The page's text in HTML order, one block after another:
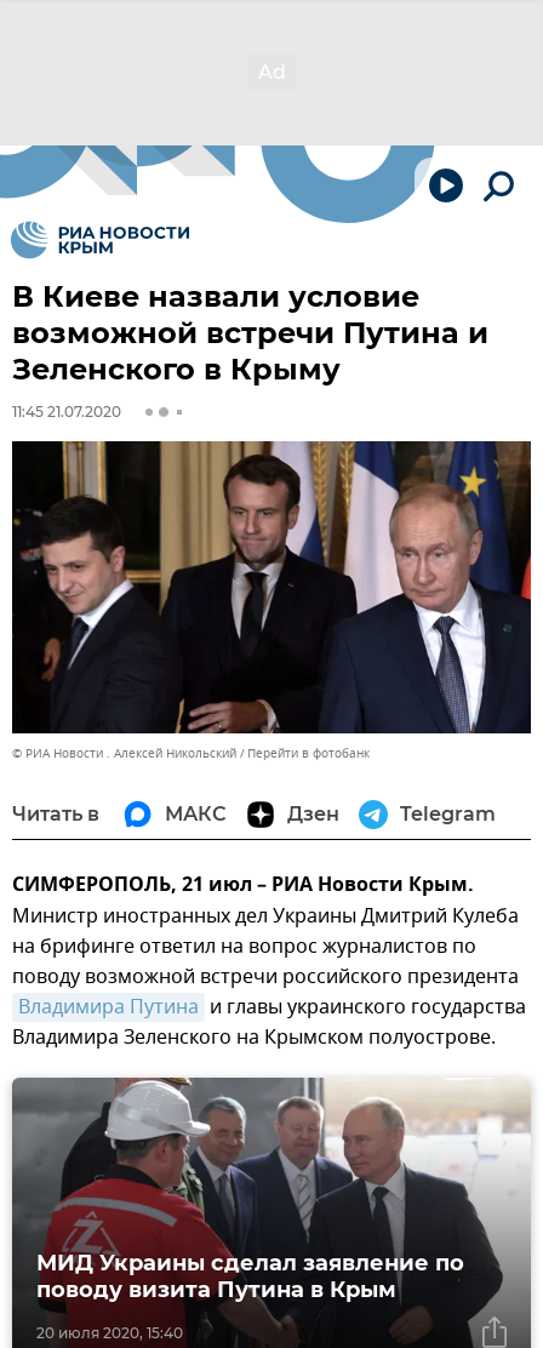
В Киеве назвали условие
возможной встречи Путина и
Зеленского в Крыму
11:45 21.07.2020
© РИА Новости . Алексей Никольский Перейти в фотобанк
Читать в МАКС Дзен Telegram
СИМФЕРОПОЛЬ, 21 июл – РИА Новости Крым.
Министр иностранных дел Украины Дмитрий Кулеба
на брифинге ответил на вопрос журналистов по
поводу возможной встречи российского президента
Владимира Путина и главы украинского государства
Владимира Зеленского на Крымском полуострове.
20 июля 2020, 15:40
МИД Украины сделал заявление по
поводу визита Путина в Крым